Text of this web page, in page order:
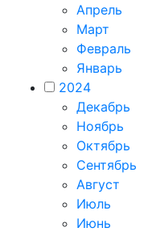
Апрель
Март
Февраль
Январь
2024
Декабрь
Ноябрь
Октябрь
Сентябрь
Август
Июль
Июнь